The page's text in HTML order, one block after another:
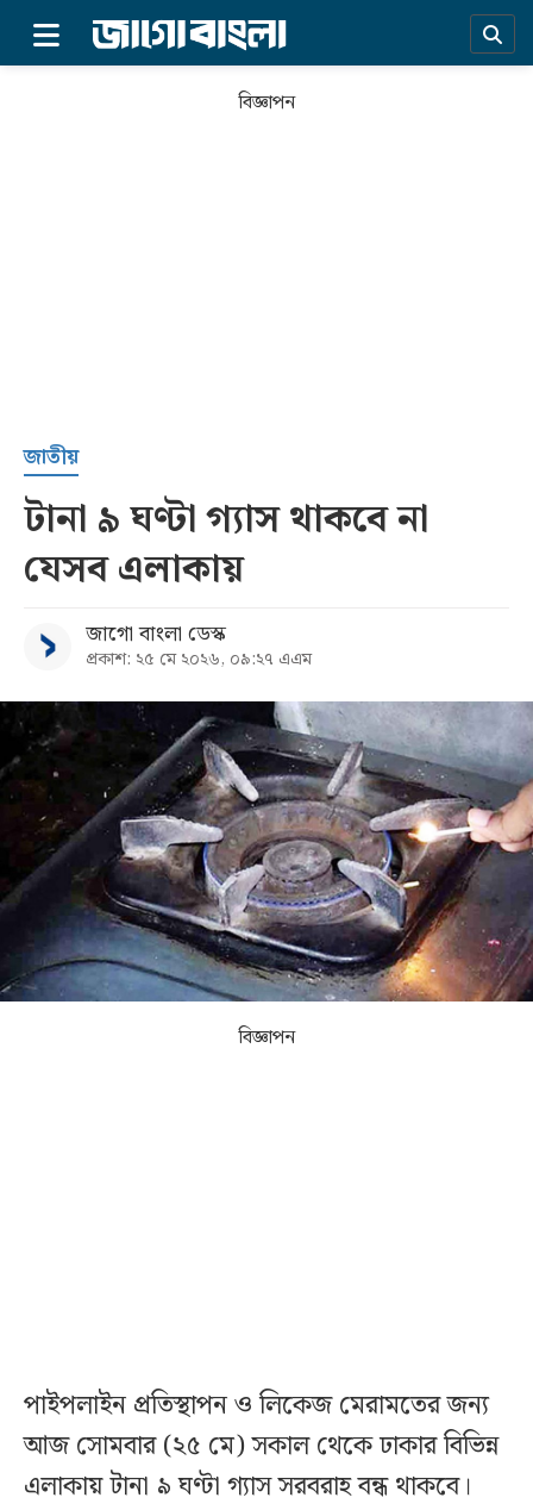
সর্বশেষ
বিভাগ
আর্কাইভ
কনভার্টার
বিজ্ঞাপন
জাতীয়
টানা ৯ ঘণ্টা গ্যাস থাকবে না
যেসব এলাকায়
জাগো বাংলা ডেস্ক
প্রকাশ: ২৫ মে ২০২৬, ০৯:২৭ এএম
বিজ্ঞাপন
পাইপলাইন প্রতিস্থাপন ও লিকেজ মেরামতের জন্য
আজ সোমবার (২৫ মে) সকাল থেকে ঢাকার বিভিন্ন
এলাকায় টানা ৯ ঘণ্টা গ্যাস সরবরাহ বন্ধ থাকবে।